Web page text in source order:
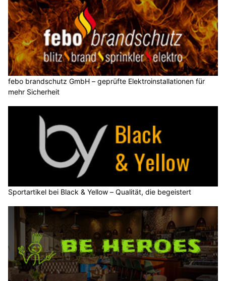
febo brandschutz GmbH – geprüfte Elektroinstallationen für
mehr Sicherheit
Sportartikel bei Black & Yellow – Qualität, die begeistert